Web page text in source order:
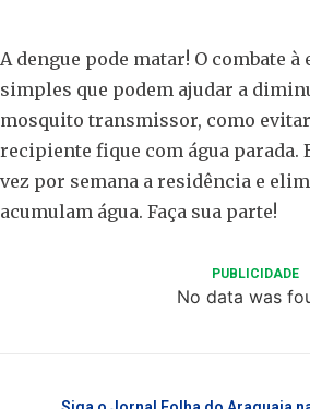
A dengue pode matar! O combate à
simples que podem ajudar a
mosquito transmissor, como
recipiente fique com água parada.
vez por semana a residência e
acumulam água. Faça sua parte!
PUBLICIDADE
No data was